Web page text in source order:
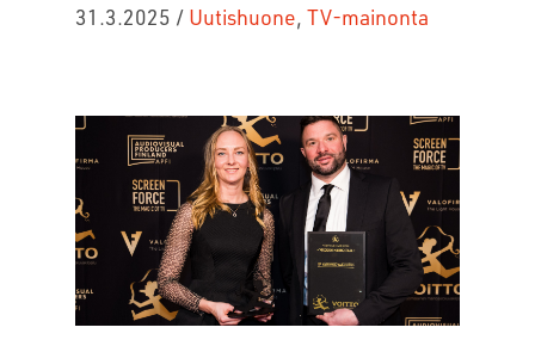
31.3.2025 / Uutishuone TV-mainonta